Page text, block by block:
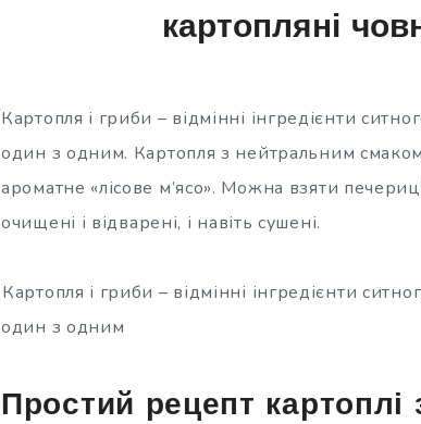
картопляні
Картопля і гриби – відмінні інгредієнти
один з одним. Картопля з нейтральним
ароматне «лісове м’ясо». Можна взяти
очищені і відварені, і навіть сушені.
Картопля і гриби – відмінні інгредієнти
один з одним
Простий рецепт картоплі